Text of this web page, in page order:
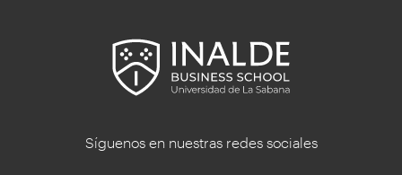
Síguenos en nuestras redes sociales